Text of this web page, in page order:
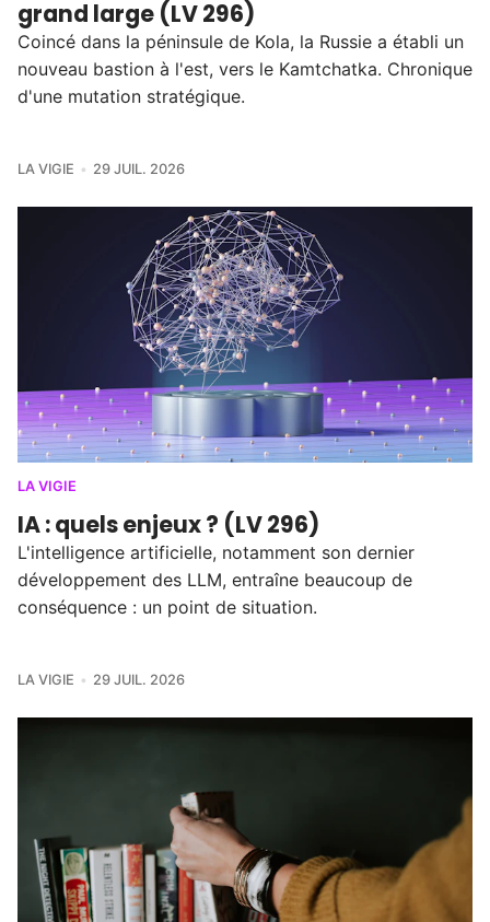
grand large (LV 296)
Coincé dans la péninsule de Kola, la Russie a établi un
nouveau bastion à l'est, vers le Kamtchatka. Chronique
d'une mutation stratégique.
LA VIGIE 29 JUIL. 2026
LA VIGIE
IA : quels enjeux ? (LV 296)
L'intelligence artificielle, notamment son dernier
développement des LLM, entraîne beaucoup de
conséquence : un point de situation.
LA VIGIE 29 JUIL. 2026